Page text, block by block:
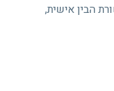
הבין אישית,